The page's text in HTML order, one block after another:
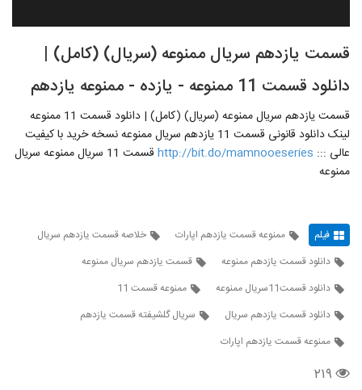
قسمت یازدهم سریال ممنوعه (سریال) (کامل) |
دانلود قسمت 11 ممنوعه - یازده - ممنوعه یازدهم
قسمت یازدهم سریال ممنوعه (سریال) (کامل) | دانلود قسمت 11 ممنوعه
لینک دانلود قانونی قسمت 11 یازدهم سریال ممنوعه نسخه خرید با کیفیت
عالی ::: http://bit.do/mamnooeseries
قسمت 11 سریال ممنوعه سریال
ممنوعه
فیلم ممنوعه قسمت یازدهم اپارات
خلاصه قسمت یازدهم سریال
دانلود قسمت یازدهم ممنوعه
قسمت یازدهم سریال ممنوعه
دانلود قسمت11سریال ممنوعه
ممنوعه قسمت 11
دانلود قسمت یازدهم سریال
سريال گلشيفته قسمت یازدهم
ممنوعه قسمت یازدهم اپارات
۲۱۹